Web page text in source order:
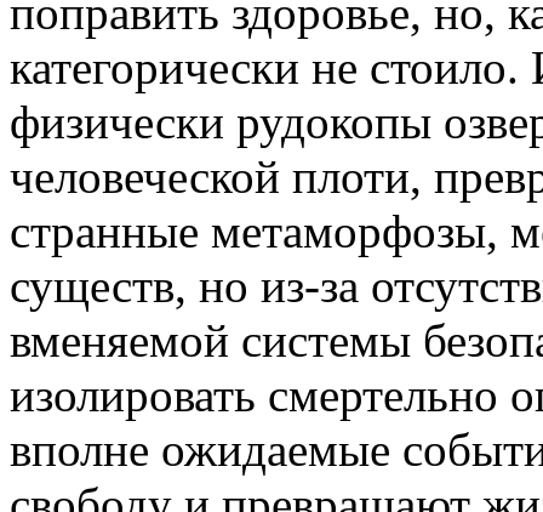
поправить здоровье, но,
категорически не
физически рудокопы
человеческой плоти,
странные метаморфозы,
существ, но из-за
вменяемой системы
изолировать смертельно
вполне ожидаемые